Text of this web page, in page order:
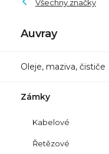
AuvrayVšechny značky
Auvray
Oleje, maziva, čističe
Zámky
Kabelové
Řetězové
Atlantic
Bleedkit
Bosch
Impac
Schwalbe
Pletscher
Ryde
Sapim
Trelock
Zefal
XON